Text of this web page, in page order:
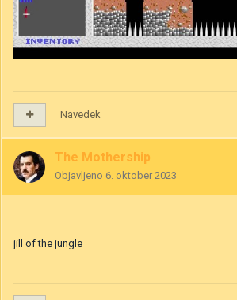
Navedek
The Mothership
Objavljeno 6. oktober 2023
jill of the jungle